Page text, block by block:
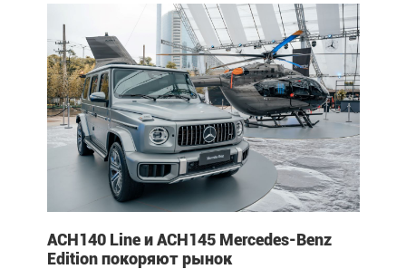
ACH140 Line и ACH145 Mercedes-Benz
Edition покоряют рынок